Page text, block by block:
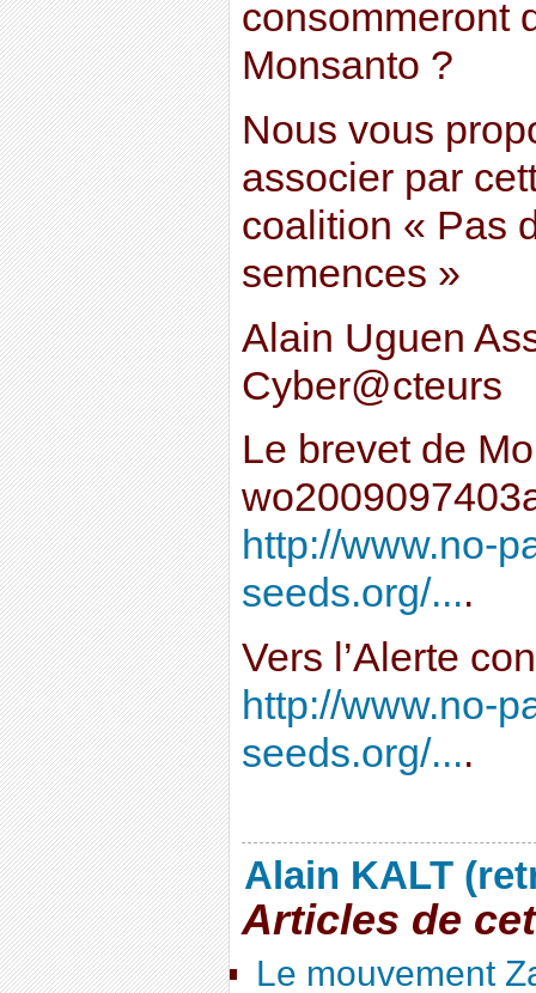
consommeront
Monsanto ?
Nous vous
associer par
coalition « Pas
semences »
Alain Uguen
Cyber@cteurs
Le brevet de
http://www.no-
seeds.org/....
Vers l’Alerte
http://www.no-
seeds.org/....
Alain KALT
Articles de
Le mouvement